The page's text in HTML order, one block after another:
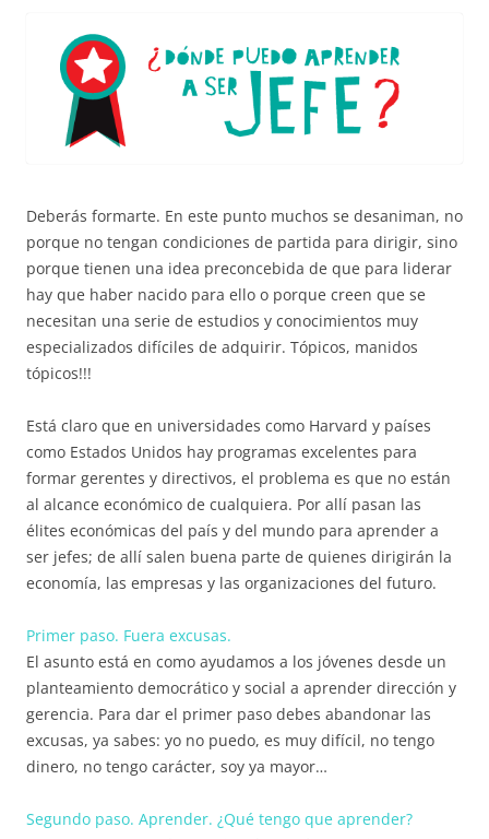
Deberás formarte. En este punto muchos se desaniman, no
porque no tengan condiciones de partida para dirigir, sino
porque tienen una idea preconcebida de que para liderar
hay que haber nacido para ello o porque creen que se
necesitan una serie de estudios y conocimientos muy
especializados difíciles de adquirir. Tópicos, manidos
tópicos!!!
Está claro que en universidades como Harvard y países
como Estados Unidos hay programas excelentes para
formar gerentes y directivos, el problema es que no están
al alcance económico de cualquiera. Por allí pasan las
élites económicas del país y del mundo para aprender a
ser jefes; de allí salen buena parte de quienes dirigirán la
economía, las empresas y las organizaciones del futuro.
Primer paso. Fuera excusas.
El asunto está en como ayudamos a los jóvenes desde un
planteamiento democrático y social a aprender dirección y
gerencia. Para dar el primer paso debes abandonar las
excusas, ya sabes: yo no puedo, es muy difícil, no tengo
dinero, no tengo carácter, soy ya mayor…
Segundo paso. Aprender. ¿Qué tengo que aprender?